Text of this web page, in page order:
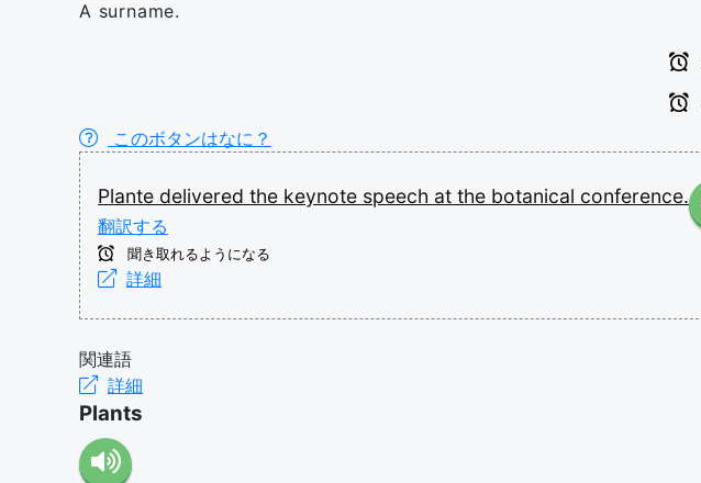
A surname.
このボタンはなに？
Plante delivered the keynote speech at the botanical conference.
翻訳する
聞き取れるようになる
詳細
関連語
詳細
Plants